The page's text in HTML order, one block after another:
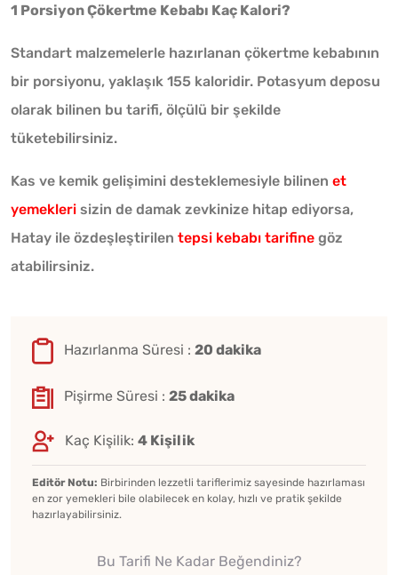
1 Porsiyon Çökertme Kebabı Kaç Kalori?
Standart malzemelerle hazırlanan çökertme kebabının
bir porsiyonu, yaklaşık 155 kaloridir. Potasyum deposu
olarak bilinen bu tarifi, ölçülü bir şekilde
tüketebilirsiniz.
Kas ve kemik gelişimini desteklemesiyle bilinen et
yemekleri sizin de damak zevkinize hitap ediyorsa,
Hatay ile özdeşleştirilen tepsi kebabı tarifine göz
atabilirsiniz.
Hazırlanma Süresi : 20 dakika
Pişirme Süresi : 25 dakika
Kaç Kişilik: 4 Kişilik
Editör Notu: Birbirinden lezzetli tariflerimiz sayesinde hazırlaması
en zor yemekleri bile olabilecek en kolay, hızlı ve pratik şekilde
hazırlayabilirsiniz.
Bu Tarifi Ne Kadar Beğendiniz?